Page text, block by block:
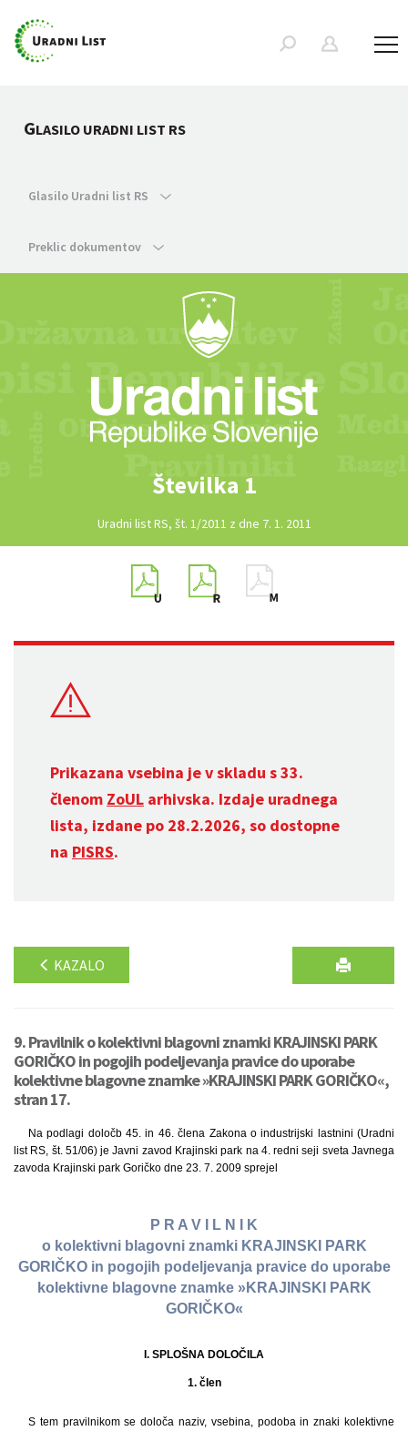
GLASILO URADNI LIST RS
Glasilo Uradni list RS
Preklic dokumentov
Številka 1
Uradni list RS, št. 1/2011 z dne 7. 1. 2011
Prikazana vsebina je v skladu s 33.
členom ZoUL arhivska. Izdaje uradnega
lista, izdane po 28.2.2026, so dostopne
na PISRS.
KAZALO
9. Pravilnik o kolektivni blagovni znamki KRAJINSKI PARK
GORIČKO in pogojih podeljevanja pravice do uporabe
kolektivne blagovne znamke »KRAJINSKI PARK GORIČKO«,
stran 17.
Na podlagi določb 45. in 46. člena Zakona o industrijski lastnini (Uradni
list RS, št. 51/06) je Javni zavod Krajinski park na 4. redni seji sveta Javnega
zavoda Krajinski park Goričko dne 23. 7. 2009 sprejel
P R A V I L N I K
o kolektivni blagovni znamki KRAJINSKI PARK
GORIČKO in pogojih podeljevanja pravice do uporabe
kolektivne blagovne znamke »KRAJINSKI PARK
GORIČKO«
I. SPLOŠNA DOLOČILA
1. člen
S tem pravilnikom se določa naziv, vsebina, podoba in znaki kolektivne